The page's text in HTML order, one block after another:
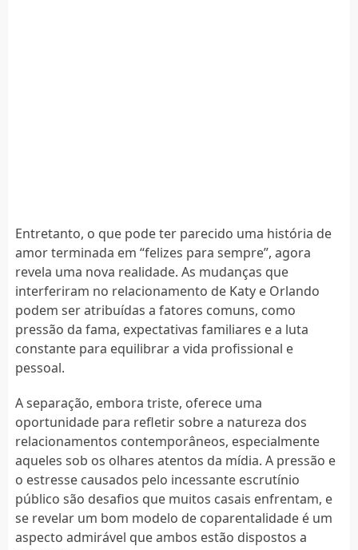
Entretanto, o que pode ter parecido uma história de
amor terminada em “felizes para sempre”, agora
revela uma nova realidade. As mudanças que
interferiram no relacionamento de Katy e Orlando
podem ser atribuídas a fatores comuns, como
pressão da fama, expectativas familiares e a luta
constante para equilibrar a vida profissional e
pessoal.
A separação, embora triste, oferece uma
oportunidade para refletir sobre a natureza dos
relacionamentos contemporâneos, especialmente
aqueles sob os olhares atentos da mídia. A pressão e
o estresse causados pelo incessante escrutínio
público são desafios que muitos casais enfrentam, e
se revelar um bom modelo de coparentalidade é um
aspecto admirável que ambos estão dispostos a